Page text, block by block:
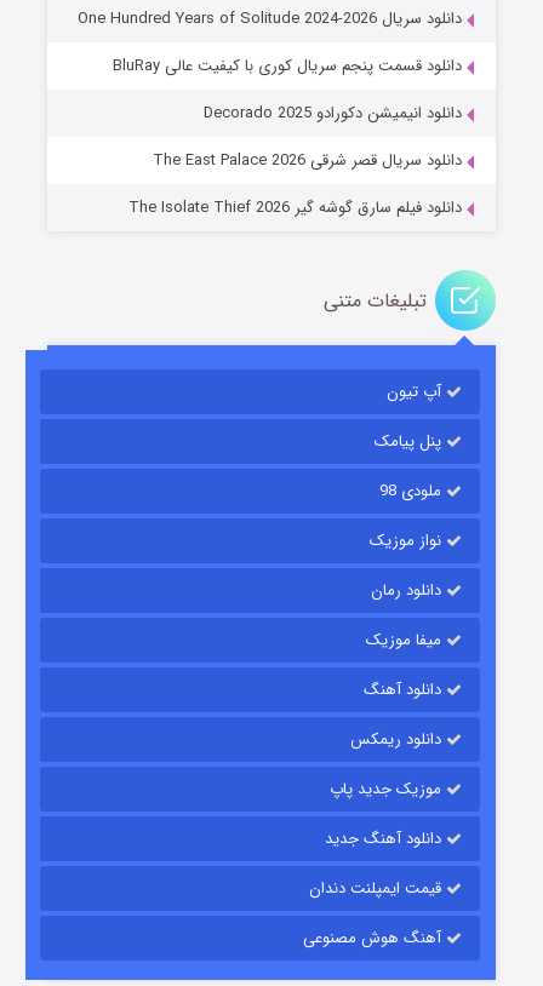
عملیات آپارتمان
قسمت۲ (زیرنویس) منتشر شد
قسمت
دانلود سریال One Hundred Years of Solitude 2024-2026
دانلود قسمت پنجم سریال کوری با کیفیت عالی BluRay
دانلود انیمیشن دکورادو Decorado 2025
دانلود سریال قصر شرقی The East Palace 2026
دانلود فیلم سارق گوشه گیر The Isolate Thief 2026
تبلیغات متنی
آپ تیون
پنل پیامک
ملودی 98
نواز موزیک
دانلود رمان
میفا موزیک
دانلود آهنگ
دانلود ریمکس
موزیک جدید پاپ
دانلود آهنگ جدید
قیمت ایمپلنت دندان
آهنگ هوش مصنوعی